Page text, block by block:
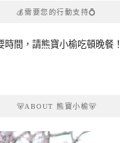
💰需要您的行動支持💍
時間，請熊寶小榆吃頓晚餐！
🐻ABOUT 熊寶小榆🐻